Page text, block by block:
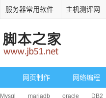
服务器常用软件 主机测评网
网页制作 网络编程
Mysql mariadb oracle DB2